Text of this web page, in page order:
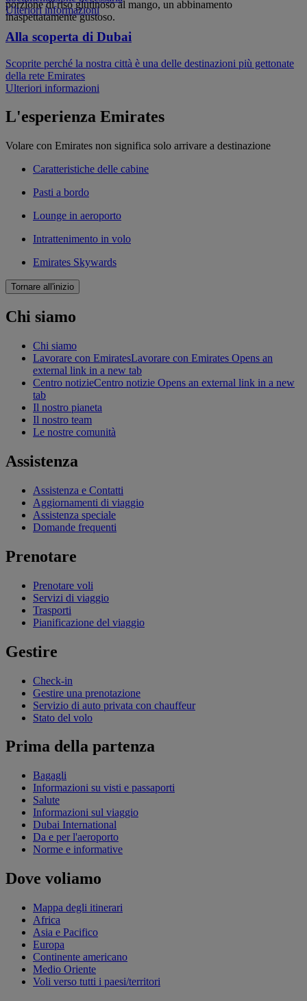
porzione di riso glutinoso al mango, un abbinamento
inaspettatamente gustoso.
Ulteriori informazioni
Alla scoperta di Dubai
Scoprite perché la nostra città è una delle destinazioni più gettonate
della rete Emirates
Ulteriori informazioni
L'esperienza Emirates
Volare con Emirates non significa solo arrivare a destinazione
Caratteristiche delle cabine
Pasti a bordo
Lounge in aeroporto
Intrattenimento in volo
Emirates Skywards
Tornare all'inizio
Chi siamo
Chi siamo
Lavorare con EmiratesLavorare con Emirates Opens an
external link in a new tab
Centro notizieCentro notizie Opens an external link in a new
tab
Il nostro pianeta
Il nostro team
Le nostre comunità
Assistenza
Assistenza e Contatti
Aggiornamenti di viaggio
Assistenza speciale
Domande frequenti
Prenotare
Prenotare voli
Servizi di viaggio
Trasporti
Pianificazione del viaggio
Gestire
Check-in
Gestire una prenotazione
Servizio di auto privata con chauffeur
Stato del volo
Prima della partenza
Bagagli
Informazioni su visti e passaporti
Salute
Informazioni sul viaggio
Dubai International
Da e per l'aeroporto
Norme e informative
Dove voliamo
Mappa degli itinerari
Africa
Asia e Pacifico
Europa
Continente americano
Medio Oriente
Voli verso tutti i paesi/territori